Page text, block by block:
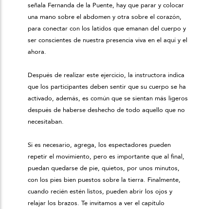
señala Fernanda de la Puente, hay que parar y colocar
una mano sobre el abdomen y otra sobre el corazón,
para conectar con los latidos que emanan del cuerpo y
ser conscientes de nuestra presencia viva en el aquí y el
ahora.
Después de realizar este ejercicio, la instructora indica
que los participantes deben sentir que su cuerpo se ha
activado, además, es común que se sientan más ligeros
después de haberse deshecho de todo aquello que no
necesitaban.
Si es necesario, agrega, los espectadores pueden
repetir el movimiento, pero es importante que al final,
puedan quedarse de pie, quietos, por unos minutos,
con los pies bien puestos sobre la tierra. Finalmente,
cuando recién estén listos, pueden abrir los ojos y
relajar los brazos. Te invitamos a ver el capítulo